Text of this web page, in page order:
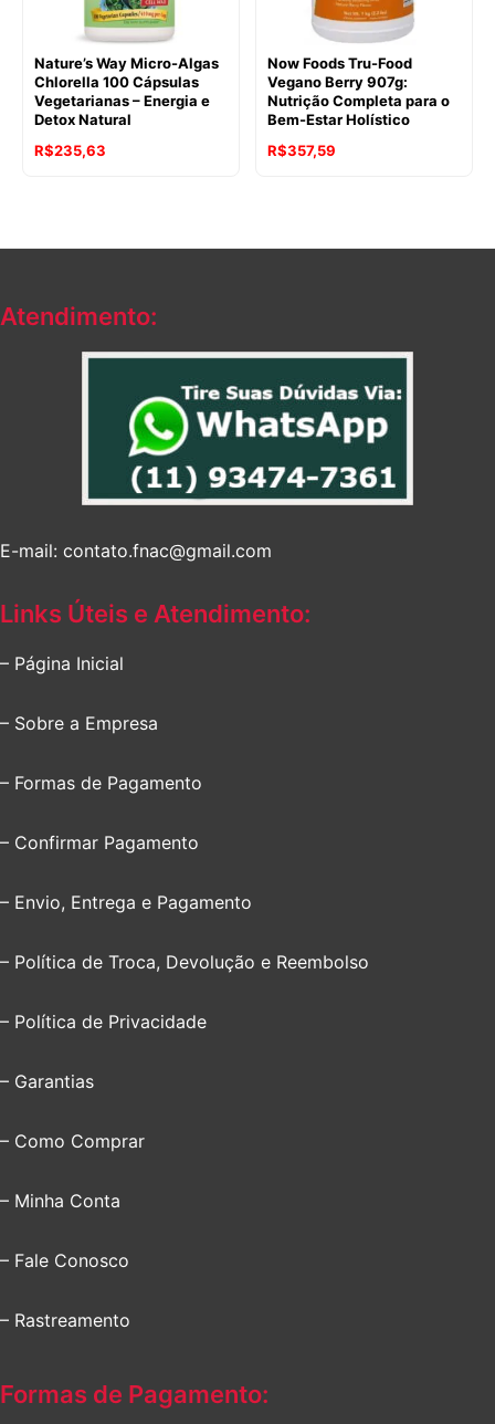
Nature’s Way Micro-Algas
Chlorella 100 Cápsulas
Vegetarianas – Energia e
Detox Natural
R$235,63
Now Foods Tru-Food
Vegano Berry 907g:
Nutrição Completa para o
Bem-Estar Holístico
R$357,59
Atendimento:
E-mail: contato.fnac@gmail.com
Links Úteis e Atendimento:
– Página Inicial
– Sobre a Empresa
– Formas de Pagamento
– Confirmar Pagamento
– Envio, Entrega e Pagamento
– Política de Troca, Devolução e Reembolso
– Política de Privacidade
– Garantias
– Como Comprar
– Minha Conta
– Fale Conosco
– Rastreamento
Formas de Pagamento: